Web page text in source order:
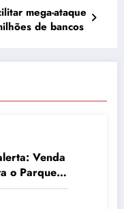
mega-ataque
de bancos
Venda
o Parque